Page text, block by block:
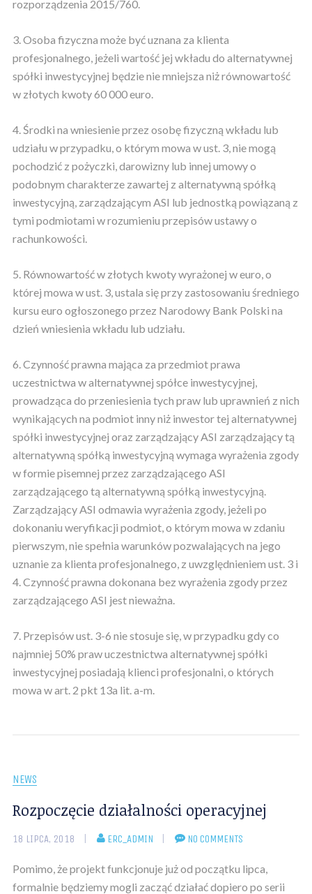
rozporządzenia 2015/760.
3. Osoba fizyczna może być uznana za klienta
profesjonalnego, jeżeli wartość jej wkładu do alternatywnej
spółki inwestycyjnej będzie nie mniejsza niż równowartość
w złotych kwoty 60 000 euro.
4. Środki na wniesienie przez osobę fizyczną wkładu lub
udziału w przypadku, o którym mowa w ust. 3, nie mogą
pochodzić z pożyczki, darowizny lub innej umowy o
podobnym charakterze zawartej z alternatywną spółką
inwestycyjną, zarządzającym ASI lub jednostką powiązaną z
tymi podmiotami w rozumieniu przepisów ustawy o
rachunkowości.
5. Równowartość w złotych kwoty wyrażonej w euro, o
której mowa w ust. 3, ustala się przy zastosowaniu średniego
kursu euro ogłoszonego przez Narodowy Bank Polski na
dzień wniesienia wkładu lub udziału.
6. Czynność prawna mająca za przedmiot prawa
uczestnictwa w alternatywnej spółce inwestycyjnej,
prowadząca do przeniesienia tych praw lub uprawnień z nich
wynikających na podmiot inny niż inwestor tej alternatywnej
spółki inwestycyjnej oraz zarządzający ASI zarządzający tą
alternatywną spółką inwestycyjną wymaga wyrażenia zgody
w formie pisemnej przez zarządzającego ASI
zarządzającego tą alternatywną spółką inwestycyjną.
Zarządzający ASI odmawia wyrażenia zgody, jeżeli po
dokonaniu weryfikacji podmiot, o którym mowa w zdaniu
pierwszym, nie spełnia warunków pozwalających na jego
uznanie za klienta profesjonalnego, z uwzględnieniem ust. 3 i
4. Czynność prawna dokonana bez wyrażenia zgody przez
zarządzającego ASI jest nieważna.
7. Przepisów ust. 3-6 nie stosuje się, w przypadku gdy co
najmniej 50% praw uczestnictwa alternatywnej spółki
inwestycyjnej posiadają klienci profesjonalni, o których
mowa w art. 2 pkt 13a lit. a-m.
NEWS
Rozpoczęcie działalności operacyjnej
18 LIPCA, 2018 ERC_ADMIN NO COMMENTS
Pomimo, że projekt funkcjonuje już od początku lipca,
formalnie będziemy mogli zacząć działać dopiero po serii